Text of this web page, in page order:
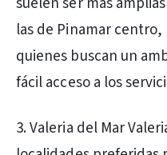
las de Pinamar
quienes buscan un
fácil acceso a los
3. Valeria del Mar